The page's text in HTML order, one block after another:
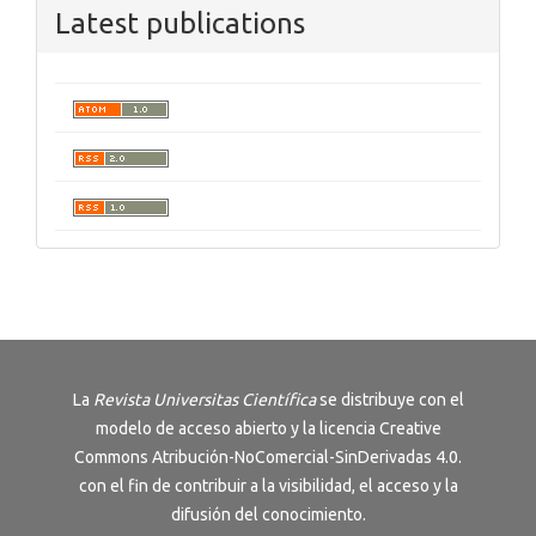
Latest publications
La Revista Universitas Científicase distribuye con el
modelo de acceso abierto y la licencia Creative
Commons Atribución-NoComercial-SinDerivadas 4.0.
con el fin de contribuir a la visibilidad, el acceso y la
difusión del conocimiento.